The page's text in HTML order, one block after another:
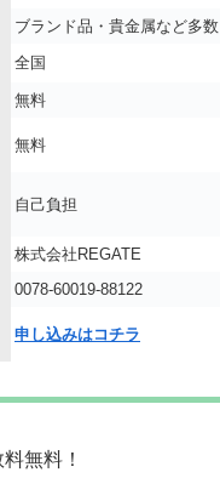
ブランド品・貴金属など多数
全国
無料
無料
自己負担
株式会社REGATE
0078-60019-88122
申し込みはコチラ
無料！